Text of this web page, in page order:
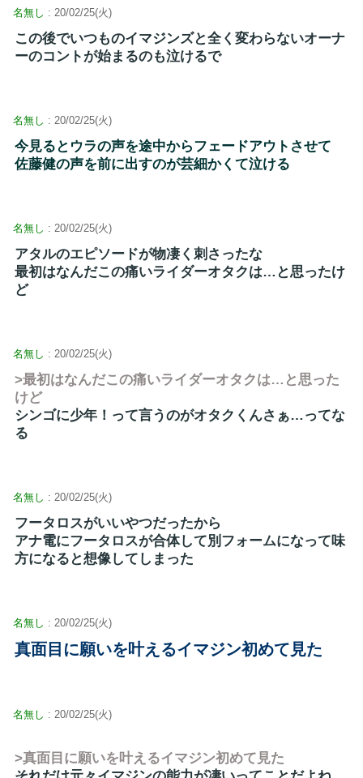
名無し : 20/02/25(火)
この後でいつものイマジンズと全く変わらないオーナ
ーのコントが始まるのも泣けるで
名無し : 20/02/25(火)
今見るとウラの声を途中からフェードアウトさせて
佐藤健の声を前に出すのが芸細かくて泣ける
名無し : 20/02/25(火)
アタルのエピソードが物凄く刺さったな
最初はなんだこの痛いライダーオタクは…と思ったけ
ど
名無し : 20/02/25(火)
>最初はなんだこの痛いライダーオタクは…と思った
けど
シンゴに少年！って言うのがオタクくんさぁ…ってな
る
名無し : 20/02/25(火)
フータロスがいいやつだったから
アナ電にフータロスが合体して別フォームになって味
方になると想像してしまった
名無し : 20/02/25(火)
真面目に願いを叶えるイマジン初めて見た
名無し : 20/02/25(火)
>真面目に願いを叶えるイマジン初めて見た